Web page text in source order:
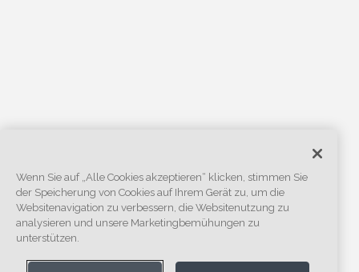
Wenn Sie auf „Alle Cookies akzeptieren“ klicken, stimmen Sie
der Speicherung von Cookies auf Ihrem Gerät zu, um die
Websitenavigation zu verbessern, die Websitenutzung zu
analysieren und unsere Marketingbemühungen zu
unterstützen.